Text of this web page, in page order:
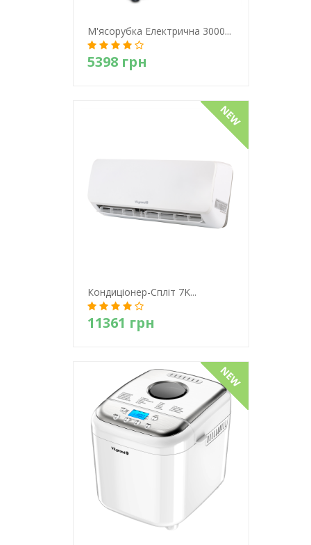
М'ясорубка Електрична 3000...
5398 грн
Кондиціонер-Спліт 7K...
11361 грн
Детально